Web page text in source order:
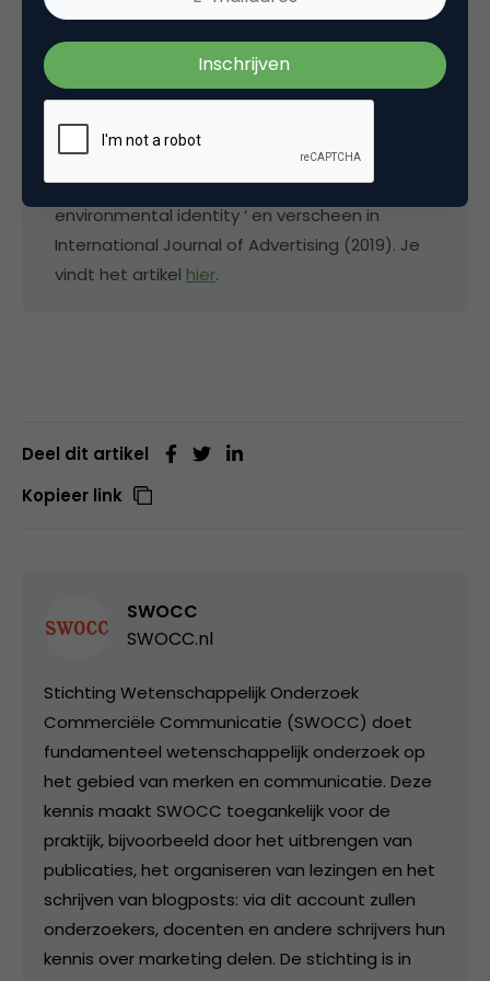
Het volledige artikel van Meijers, Noordewier,
Verlegh, Willems & Smit is getiteld ‘Paradoxical
side effects of green advertising: how
purchasing green products may instigate
licensing effects for consumers with a weak
environmental identity ‘ en verscheen in
International Journal of Advertising (2019). Je
vindt het artikel hier.
Deel dit artikel
Kopieer link
SWOCC
SWOCC.nl
Stichting Wetenschappelijk Onderzoek
Commerciële Communicatie (SWOCC) doet
fundamenteel wetenschappelijk onderzoek op
het gebied van merken en communicatie. Deze
kennis maakt SWOCC toegankelijk voor de
praktijk, bijvoorbeeld door het uitbrengen van
publicaties, het organiseren van lezingen en het
schrijven van blogposts: via dit account zullen
onderzoekers, docenten en andere schrijvers hun
kennis over marketing delen. De stichting is in